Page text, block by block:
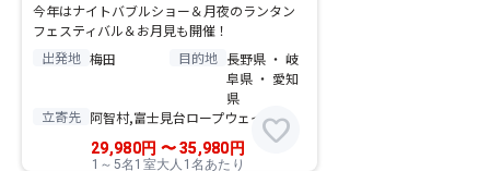
今年はナイトバブルショー＆月夜のランタン
フェスティバル＆お月見も開催！
出発地 梅田 目的地 長野県 ・ 岐
阜県 ・ 愛知
県
立寄先 阿智村,富士見台ロープウェイ
29,980円 〜35,980 円
1～5名1室大人1名あたり
favorite